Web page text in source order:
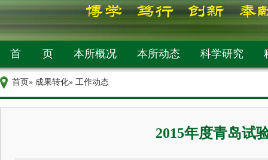
首 页 本所概况 本所动态 科学研究
首页» 成果转化» 工作动态
2015年度青岛试